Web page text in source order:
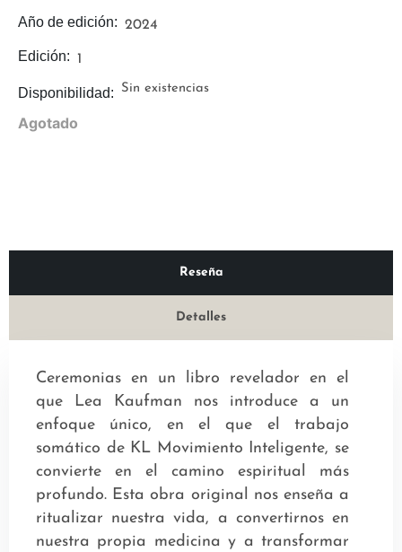
Agotado
Disponibilidad: Sin existencias
Edición: 1
Año de edición: 2024
Reseña
Detalles
Ceremonias en un libro revelador en el
que Lea Kaufman nos introduce a un
enfoque único, en el que el trabajo
somático de KL Movimiento Inteligente, se
convierte en el camino espiritual más
profundo. Esta obra original nos enseña a
ritualizar nuestra vida, a convertirnos en
nuestra propia medicina y a transformar